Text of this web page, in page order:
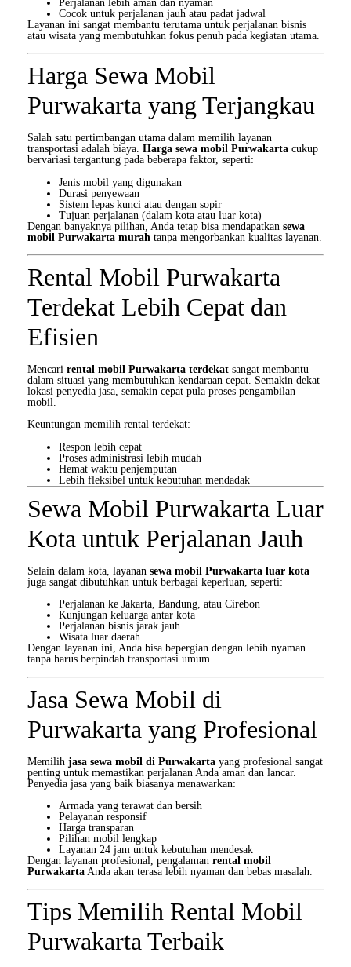
Perjalanan lebih aman dan nyaman
Cocok untuk perjalanan jauh atau padat jadwal
Layanan ini sangat membantu terutama untuk perjalanan bisnis
atau wisata yang membutuhkan fokus penuh pada kegiatan utama.
Harga Sewa Mobil
Purwakarta yang Terjangkau
Salah satu pertimbangan utama dalam memilih layanan
transportasi adalah biaya. Harga sewa mobil Purwakarta cukup
bervariasi tergantung pada beberapa faktor, seperti:
Jenis mobil yang digunakan
Durasi penyewaan
Sistem lepas kunci atau dengan sopir
Tujuan perjalanan (dalam kota atau luar kota)
Dengan banyaknya pilihan, Anda tetap bisa mendapatkan sewa
mobil Purwakarta murah tanpa mengorbankan kualitas layanan.
Rental Mobil Purwakarta
Terdekat Lebih Cepat dan
Efisien
Mencari rental mobil Purwakarta terdekat sangat membantu
dalam situasi yang membutuhkan kendaraan cepat. Semakin dekat
lokasi penyedia jasa, semakin cepat pula proses pengambilan
mobil.
Keuntungan memilih rental terdekat:
Respon lebih cepat
Proses administrasi lebih mudah
Hemat waktu penjemputan
Lebih fleksibel untuk kebutuhan mendadak
Sewa Mobil Purwakarta Luar
Kota untuk Perjalanan Jauh
Selain dalam kota, layanan sewa mobil Purwakarta luar kota
juga sangat dibutuhkan untuk berbagai keperluan, seperti:
Perjalanan ke Jakarta, Bandung, atau Cirebon
Kunjungan keluarga antar kota
Perjalanan bisnis jarak jauh
Wisata luar daerah
Dengan layanan ini, Anda bisa bepergian dengan lebih nyaman
tanpa harus berpindah transportasi umum.
Jasa Sewa Mobil di
Purwakarta yang Profesional
Memilih jasa sewa mobil di Purwakarta yang profesional sangat
penting untuk memastikan perjalanan Anda aman dan lancar.
Penyedia jasa yang baik biasanya menawarkan:
Armada yang terawat dan bersih
Pelayanan responsif
Harga transparan
Pilihan mobil lengkap
Layanan 24 jam untuk kebutuhan mendesak
Dengan layanan profesional, pengalaman rental mobil
Purwakarta Anda akan terasa lebih nyaman dan bebas masalah.
Tips Memilih Rental Mobil
Purwakarta Terbaik